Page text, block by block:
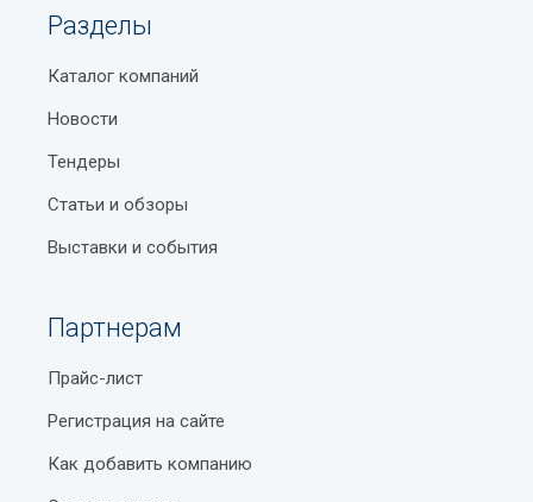
Разделы
Каталог компаний
Новости
Тендеры
Статьи и обзоры
Выставки и события
Партнерам
Прайс-лист
Регистрация на сайте
Как добавить компанию